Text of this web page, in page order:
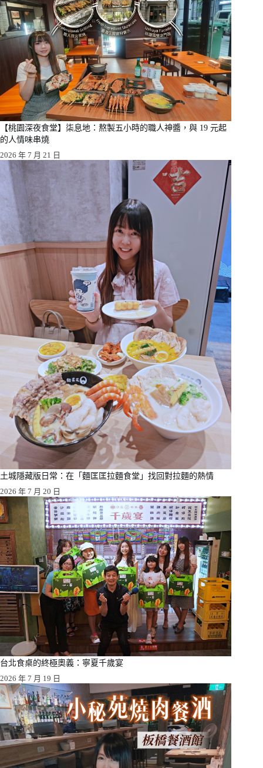
【桃園深夜食堂】柒息地：熬製五小時的職人神醬，與 19 元起
的人情味串燒
2026 年 7 月 21 日
土城隱藏版日常：在「麵匡匡拉麵食堂」找回對拉麵的熱情
2026 年 7 月 20 日
台北食桌的終極奧義：寧夏千歲宴
2026 年 7 月 19 日